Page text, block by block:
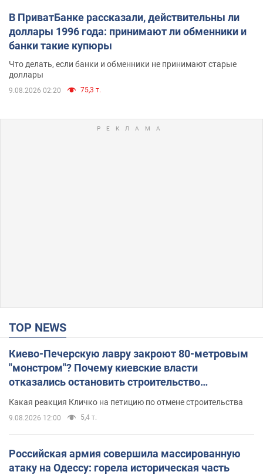
В ПриватБанке рассказали, действительны ли
доллары 1996 года: принимают ли обменники и
банки такие купюры
Что делать, если банки и обменники не принимают старые
доллары
9.08.2026 02:20 75,3 т.
TOP NEWS
Киево-Печерскую лавру закроют 80-метровым
"монстром"? Почему киевские власти
отказались остановить строительство
небоскреба "московского верующего"
Какая реакция Кличко на петицию по отмене строительства
9.08.2026 12:00 5,4 т.
Российская армия совершила массированную
атаку на Одессу: горела историческая часть